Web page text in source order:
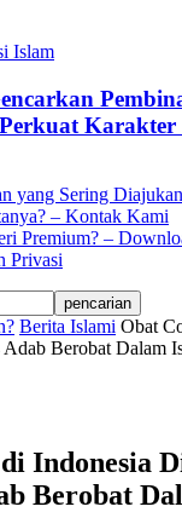
Islam
Karakter
yang Sering
– Kontak Kami
Premium? –
Privasi
Berita Islami Obat
Berobat Dalam
Indonesia
Berobat